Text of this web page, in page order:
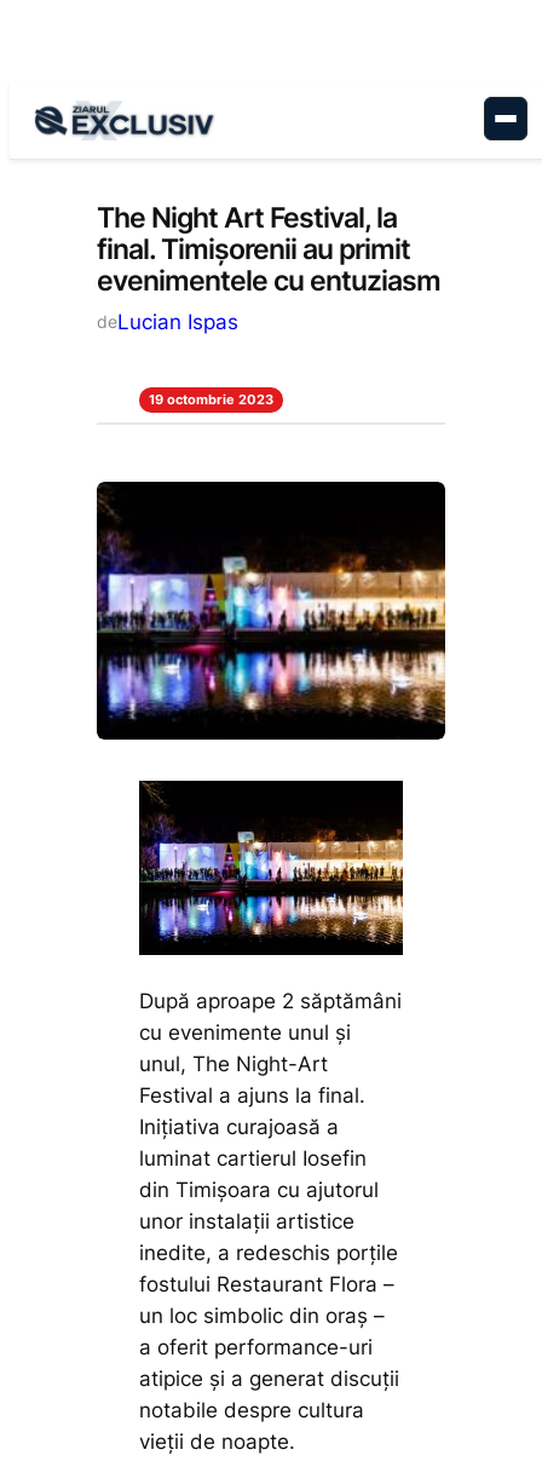
Cultură, Stiri la zi
The Night Art Festival, la
final. Timișorenii au primit
evenimentele cu entuziasm
deLucian Ispas
19 octombrie 2023
După aproape 2 săptămâni
cu evenimente unul și
unul, The Night-Art
Festival a ajuns la final.
Inițiativa curajoasă a
luminat cartierul Iosefin
din Timișoara cu ajutorul
unor instalații artistice
inedite, a redeschis porțile
fostului Restaurant Flora –
un loc simbolic din oraș –
a oferit performance-uri
atipice și a generat discuții
notabile despre cultura
vieții de noapte.